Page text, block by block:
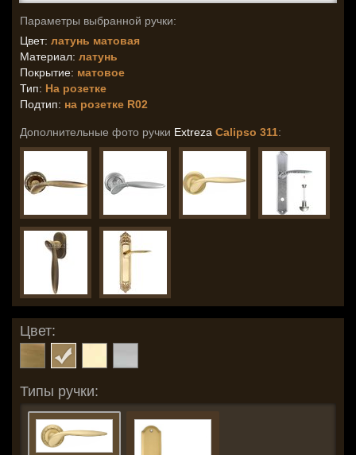
Параметры выбранной ручки:
Цвет: латунь матовая
Материал: латунь
Покрытие: матовое
Тип: На розетке
Подтип: на розетке R02
Дополнительные фото ручки Extreza Calipso 311:
Цвет:
Типы ручки: